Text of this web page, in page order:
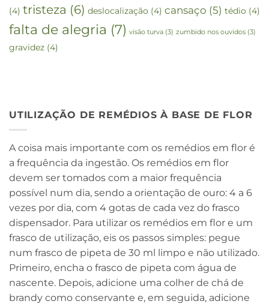
(4) tristeza (6) deslocalização (4) cansaço (5) tédio (4)
falta de alegria (7) visão turva (3) zumbido nos ouvidos (3)
gravidez (4)
UTILIZAÇÃO DE REMÉDIOS À BASE DE FLOR
A coisa mais importante com os remédios em flor é
a frequência da ingestão. Os remédios em flor
devem ser tomados com a maior frequência
possível num dia, sendo a orientação de ouro: 4 a 6
vezes por dia, com 4 gotas de cada vez do frasco
dispensador. Para utilizar os remédios em flor e um
frasco de utilização, eis os passos simples: pegue
num frasco de pipeta de 30 ml limpo e não utilizado.
Primeiro, encha o frasco de pipeta com água de
nascente. Depois, adicione uma colher de chá de
brandy como conservante e, em seguida, adicione